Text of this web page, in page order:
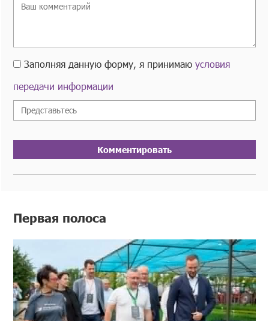
Заполняя данную форму, я принимаюусловия
передачи информации
Комментировать
Первая полоса